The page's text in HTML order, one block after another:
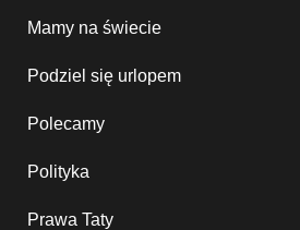
Mamy na świecie
Podziel się urlopem
Polecamy
Polityka
Prawa Taty